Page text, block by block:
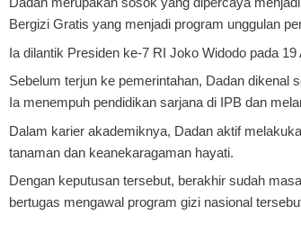
Bergizi Gratis yang menjadi program unggulan
Ia dilantik Presiden ke-7 RI Joko Widodo pada
Sebelum terjun ke pemerintahan, Dadan dikenal
Ia menempuh pendidikan sarjana di IPB dan
Dalam karier akademiknya, Dadan aktif
tanaman dan keanekaragaman hayati.
Dengan keputusan tersebut, berakhir sudah
bertugas mengawal program gizi nasional